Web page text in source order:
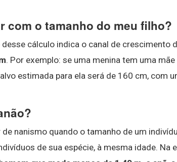
com o tamanho do meu filho?
cálculo indica o canal de crescimento
. Por exemplo: se uma menina tem uma
estimada para ela será de 160 cm, com
nanismo quando o tamanho de um
de sua espécie, à mesma idade. Na